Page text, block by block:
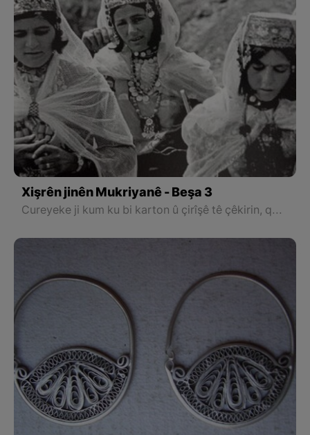
Xişrên jinên Mukriyanê - Beşa 3
Cureyeke ji kum ku bi karton û çirîşê tê çêkirin, qomaşê mexmer ê reş bi ser de didin û bi şîrit û benên kube û alavên din, derdora wê dixemilînin.